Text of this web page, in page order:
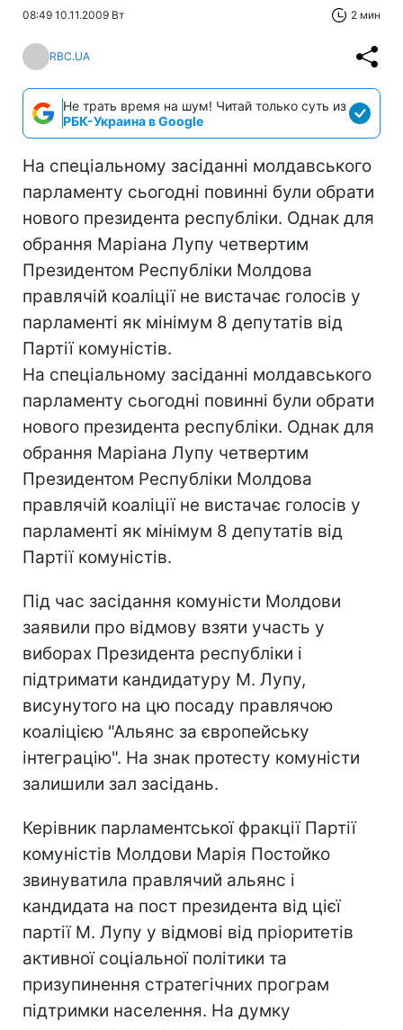
08:49 10.11.2009 Вт 2 мин
RBC.UA
Не трать время на шум! Читай только суть из
РБК-Украина в Google
На спеціальному засіданні молдавського
парламенту сьогодні повинні були обрати
нового президента республіки. Однак для
обрання Маріана Лупу четвертим
Президентом Республіки Молдова
правлячій коаліції не вистачає голосів у
парламенті як мінімум 8 депутатів від
Партії комуністів.
На спеціальному засіданні молдавського
парламенту сьогодні повинні були обрати
нового президента республіки. Однак для
обрання Маріана Лупу четвертим
Президентом Республіки Молдова
правлячій коаліції не вистачає голосів у
парламенті як мінімум 8 депутатів від
Партії комуністів.
Під час засідання комуністи Молдови
заявили про відмову взяти участь у
виборах Президента республіки і
підтримати кандидатуру М. Лупу,
висунутого на цю посаду правлячою
коаліцією "Альянс за європейську
інтеграцію". На знак протесту комуністи
залишили зал засідань.
Керівник парламентської фракції Партії
комуністів Молдови Марія Постойко
звинуватила правлячий альянс і
кандидата на пост президента від цієї
партії М. Лупу у відмові від пріоритетів
активної соціальної політики та
призупинення стратегічних програм
підтримки населення. На думку